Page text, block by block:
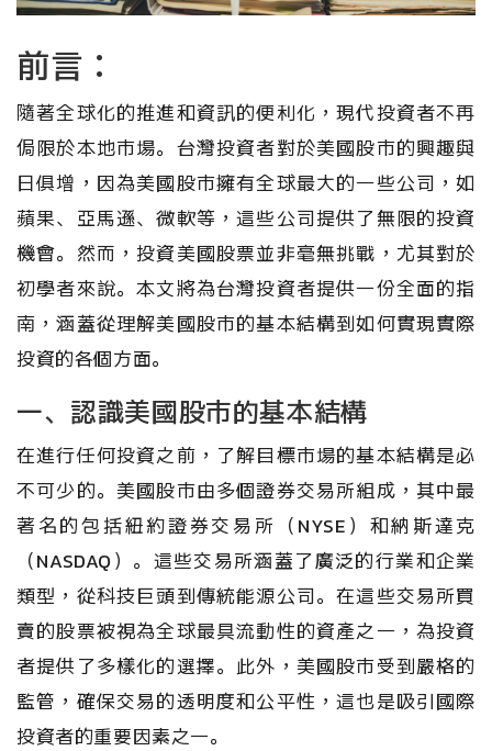
前言：
隨著全球化的推進和資訊的便利化，現代投資者不再
侷限於本地市場。台灣投資者對於美國股市的興趣與
日俱增，因為美國股市擁有全球最大的一些公司，如
蘋果、亞馬遜、微軟等，這些公司提供了無限的投資
機會。然而，投資美國股票並非毫無挑戰，尤其對於
初學者來說。本文將為台灣投資者提供一份全面的指
南，涵蓋從理解美國股市的基本結構到如何實現實際
投資的各個方面。
一、認識美國股市的基本結構
在進行任何投資之前，了解目標市場的基本結構是必
不可少的。美國股市由多個證券交易所組成，其中最
著名的包括紐約證券交易所（NYSE）和納斯達克
（NASDAQ）。這些交易所涵蓋了廣泛的行業和企業
類型，從科技巨頭到傳統能源公司。在這些交易所買
賣的股票被視為全球最具流動性的資產之一，為投資
者提供了多樣化的選擇。此外，美國股市受到嚴格的
監管，確保交易的透明度和公平性，這也是吸引國際
投資者的重要因素之一。